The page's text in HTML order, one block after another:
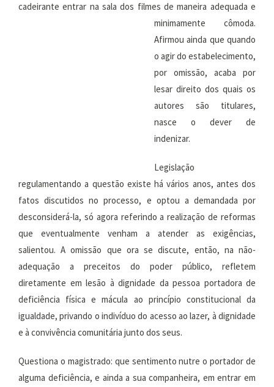
cadeirante entrar na sala dos filmes demaneira adequada e
minimamente cômoda.
Afirmou ainda que quando
o agir do estabelecimento,
por omissão, acaba por
lesar direito dos quais os
autores são titulares,
nasce o dever de
indenizar.
Legislação
regulamentando a questão existe há vários anos, antes dos
fatos discutidos no processo, e optou a demandada por
desconsiderá-la, só agora referindo a realização de reformas
que eventualmente venham a atender as exigências,
salientou. A omissão que ora se discute, então, na não-
adequação a preceitos do poder público, refletem
diretamente em lesão à dignidade da pessoa portadora de
deficiência física e mácula ao princípio constitucional da
igualdade, privando o indivíduo do acesso ao lazer, à dignidade
e à convivência comunitária junto dos seus.
Questiona o magistrado: que sentimento nutre o portador de
alguma deficiência, e ainda a sua companheira, em entrar em